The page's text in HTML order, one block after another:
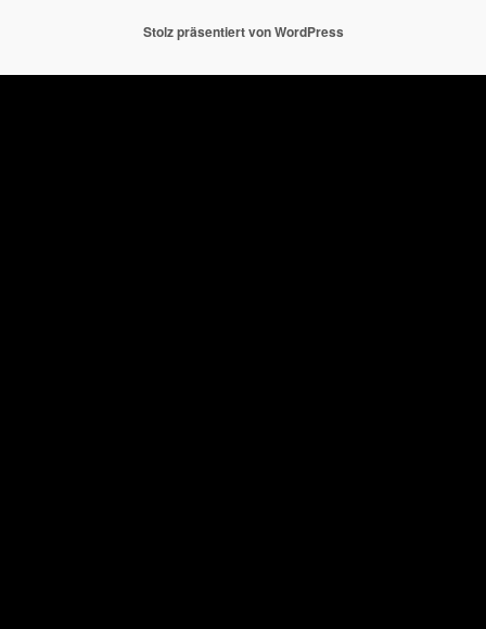
Stolz präsentiert von WordPress